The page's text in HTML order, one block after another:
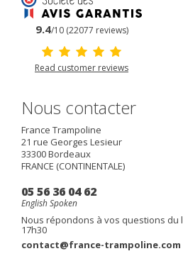
9.4/10 (22077 reviews)
Read customer reviews
Nous contacter
France Trampoline
21 rue Georges Lesieur
33300Bordeaux
FRANCE (CONTINENTALE)
05 56 36 04 62
English Spoken
Nous répondons à vos questions du
17h30
contact@france-trampoline.com